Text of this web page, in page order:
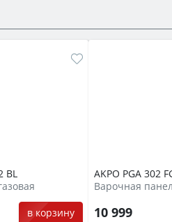
BL
в корзину
AKPO PGA 302
Варочная
10 999